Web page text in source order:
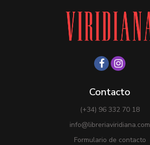
Contacto
(+34) 96 332 70 18
info@libreriaviridiana.com
Formulario de contacto